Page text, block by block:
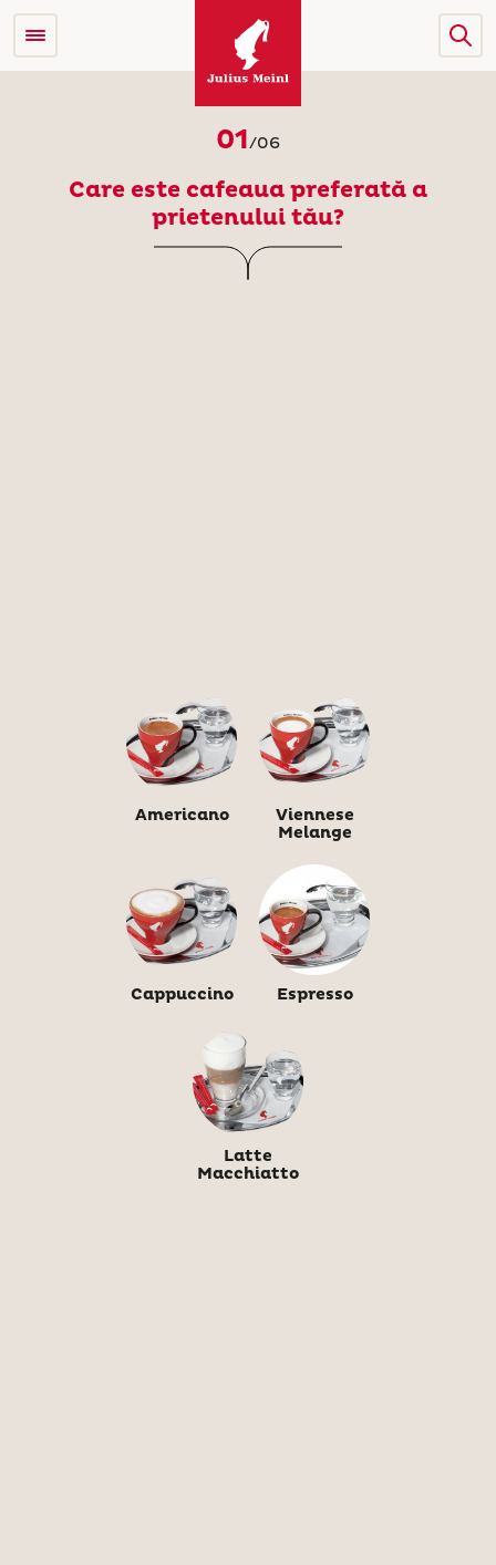
01/06
Care este cafeaua preferată a
prietenului tău?
Americano
Viennese
Melange
Cappuccino Espresso
Latte
Macchiatto